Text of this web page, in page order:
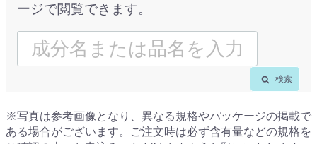
ージで閲覧できます。
検索
※写真は参考画像となり、異なる規格やパッケージの掲載で
ある場合がございます。ご注文時は必ず含有量などの規格を